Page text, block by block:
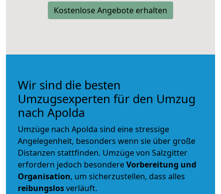
Kostenlose Angebote erhalten
Wir sind die besten
Umzugsexperten für den Umzug
nach Apolda
Umzüge nach Apolda sind eine stressige
Angelegenheit, besonders wenn sie über große
Distanzen stattfinden. Umzüge von Salzgitter
erfordern jedoch besondereVorbereitung und
Organisation, um sicherzustellen, dass alles
reibungslosverläuft.